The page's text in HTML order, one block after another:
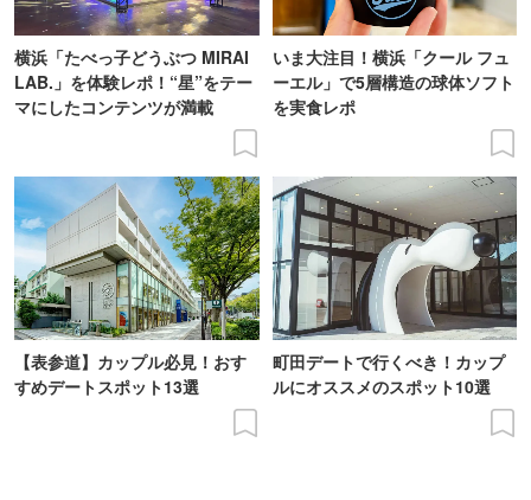
横浜「たべっ子どうぶつ MIRAI
LAB.」を体験レポ！“星”をテー
マにしたコンテンツが満載
いま大注目！横浜「クール フュ
ーエル」で5層構造の球体ソフト
を実食レポ
【表参道】カップル必見！おす
すめデートスポット13選
町田デートで行くべき！カップ
ルにオススメのスポット10選